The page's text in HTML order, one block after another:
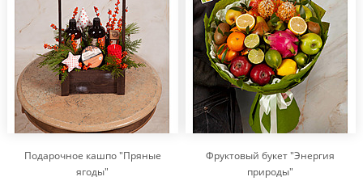
Подарочное кашпо "Пряные
ягоды"
Фруктовый букет "Энергия
природы"